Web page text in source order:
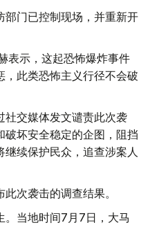
部门已控制现场，并重新开
表示，这起恐怖爆炸事件
，此类恐怖主义行径不会破
社交媒体发文谴责此次袭
坏安全稳定的企图，阻挡
续保护民众，追查涉案人
次袭击的调查结果。
。当地时间7月7日，大马